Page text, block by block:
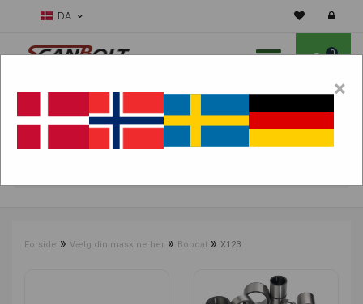
DA
0
Forside » Vælg din maskine her » Bobcat » X123
×